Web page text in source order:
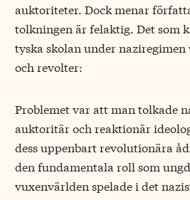
auktoriteter. Dock menar
tolkningen är felaktig. Det som
tyska skolan under
och revolter:
Problemet var att man tolkade
auktoritär och reaktionär
dess uppenbart revolutionära
den fundamentala roll som
vuxenvärlden spelade i det